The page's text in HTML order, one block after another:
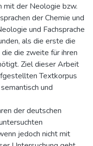
mit der Neologie bzw.
der Chemie und
und Fachsprache
als die erste die
die zweite für ihren
Ziel dieser Arbeit
Textkorpus
und
der deutschen
jedoch nicht mit